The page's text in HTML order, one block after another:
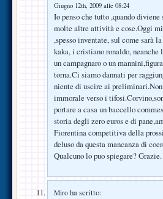
Giugno 12th, 2009 alle 08:24
Io penso che tutto ,quando
molte altre attività e cose.Oggi
,spesso inventate, sul come sarà
kaka, i cristiano ronaldo,
un campagnaro o un
torna.Ci siamo dannati per
niente di uscire ai preliminari.Non
immorale verso i
portare a casa un baccello
storia degli zero euros e di
Fiorentina competitiva della
deluso da questa mancanza di
Qualcuno lo puo spiegare? Grazie.
Miro ha scritto: